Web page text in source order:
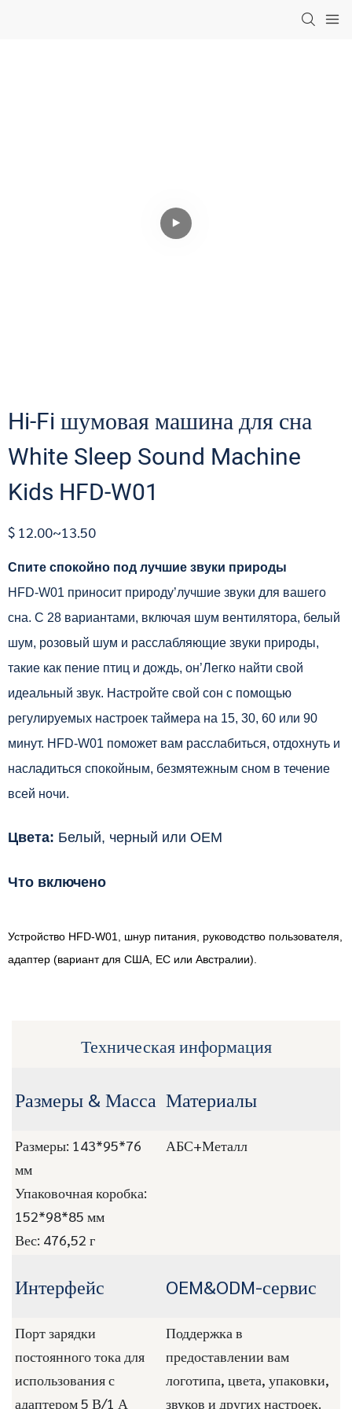
Hi-Fi шумовая машина для сна
White Sleep Sound Machine
Kids HFD-W01
$ 12.00~13.50
Спите спокойно под лучшие звуки природы
HFD-W01 приносит природу’лучшие звуки для вашего
сна. С 28 вариантами, включая шум вентилятора, белый
шум, розовый шум и расслабляющие звуки природы,
такие как пение птиц и дождь, он’Легко найти свой
идеальный звук. Настройте свой сон с помощью
регулируемых настроек таймера на 15, 30, 60 или 90
минут. HFD-W01 поможет вам расслабиться, отдохнуть и
насладиться спокойным, безмятежным сном в течение
всей ночи.
Цвета: Белый, черный или OEM
Что включено
Устройство HFD-W01, шнур питания, руководство пользователя,
адаптер (вариант для США, ЕС или Австралии).
Техническая информация
Размеры & Масса Материалы
Размеры: 143*95*76
мм
Упаковочная коробка:
152*98*85 мм
Вес: 476,52 г
АБС+Металл
Интерфейс OEM&ODM-сервис
Порт зарядки
постоянного тока для
использования с
адаптером 5 В/1 А
Поддержка в
предоставлении вам
логотипа, цвета, упаковки,
звуков и других настроек.